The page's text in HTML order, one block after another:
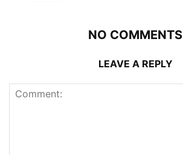
NO COMMENTS
LEAVE A REPLY